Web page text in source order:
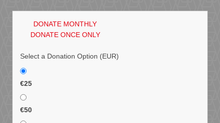
DONATE MONTHLY
DONATE ONCE ONLY
Select a Donation Option (EUR)
€25
€50